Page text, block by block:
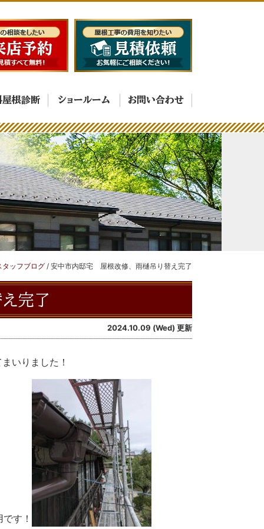
屋根診断 ショールーム お問い合わせ
タッフブログ / 安中市内邸宅 屋根改修、雨樋吊り替え完了
完了
2024.10.09 (Wed) 更新
いりました！
す！